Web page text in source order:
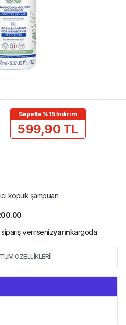
Sepette %15 İndirim
599,90 TL
köpük şampuan
verirsenizyarınkargoda
ÖZELLİKLERİ